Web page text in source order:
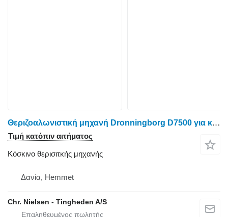
Θεριζοαλωνιστική μηχανή Dronningborg D7500 για κόσκινο θερισιτκής μηχανής
Τιμή κατόπιν αιτήματος
Κόσκινο θερισιτκής μηχανής
Δανία, Hemmet
Chr. Nielsen - Tingheden A/S